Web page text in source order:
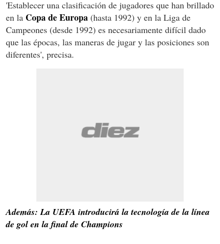
'Establecer una clasificación de jugadores que han brillado
en la Copa de Europa (hasta 1992) y en la Liga de
Campeones (desde 1992) es necesariamente difícil dado
que las épocas, las maneras de jugar y las posiciones son
diferentes', precisa.
Además: La UEFA introducirá la tecnología de la línea
de gol en la final de Champions